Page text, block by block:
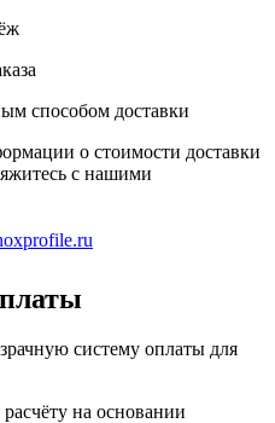
способом доставки
о стоимости доставки
с нашими
систему оплаты для
на основании